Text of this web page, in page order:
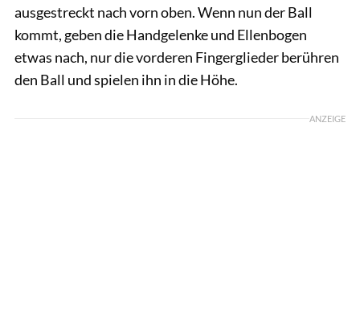
ausgestreckt nach vorn oben. Wenn nun der Ball
kommt, geben die Handgelenke und Ellenbogen
etwas nach, nur die vorderen Fingerglieder berühren
den Ball und spielen ihn in die Höhe.
ANZEIGE